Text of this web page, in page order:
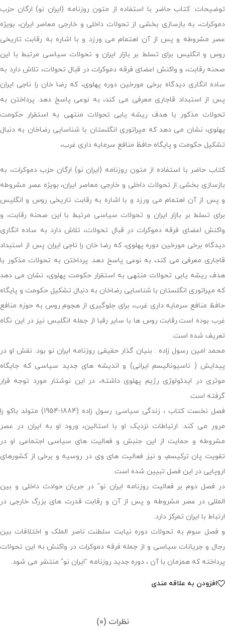
توضیحات: کتاب حاضر با استفاده از متون روزنامه (ایران نو) ارگان حزب
دموکرات، به بازسازی بخشی از تحولات داخلی و خارجی معاصر ایران، بویژه
عصر مشروطه و پس از آن اهتمام می ورزد و با اشاره به رقابت تاریخی
روس و انگلیس برای تسلط بر بازار ایران و تحولات سیاسی مرتبط با این
صحنه رقابت، و واکنش اعضای فرقه دموکرات در قبال تحولات، تلاش دارد به
ساده انگاری دیدگاه برخی مورخین دوره پهلوی، که رضا خان را ناجی ایران
پس از استبداد قاجاری معرفی می کند، به نوعی پاسخ دهد. پرداختن به
تحولات مذکور با هدف ریشه یابی تحولات منتهی به استقرار حکومت
پهلوی، نشان می دهد که مپراتوری انگلستان با شناسایی رضاخان به دنبال
تشکیل حکومت و پایگاه حافظ منافع سرمایه داری غرب،
کتاب حاضر با استفاده از متون روزنامه (ایران نو) ارگان حزب دموکرات، به
بازسازی بخشی از تحولات داخلی و خارجی معاصر ایران، بویژه عصر مشروطه
و پس از آن اهتمام می ورزد و با اشاره به رقابت تاریخی روس و انگلیس
برای تسلط بر بازار ایران و تحولات سیاسی مرتبط با این صحنه رقابت، و
واکنش اعضای فرقه دموکرات در قبال تحولات، تلاش دارد به ساده انگاری
دیدگاه برخی مورخین دوره پهلوی، که رضا خان را ناجی ایران پس از استبداد
قاجاری معرفی می کند، به نوعی پاسخ دهد. پرداختن به تحولات مذکور با
هدف ریشه یابی تحولات منتهی به استقرار حکومت پهلوی، نشان می دهد
که مپراتوری انگلستان با شناسایی رضاخان به دنبال تشکیل حکومت و پایگاه
حافظ منافع سرمایه داری غرب، برای جلوگیری از هجوم روس به حوزه منافع
غرب بوده است.رقابت روس ها با سایر رقبا از جمله انگلیس نیز در این نگاه
تعریف شده است.
محمد امین رسول زاده : بنیان گذار حقیقی روزنامه ایران نو بود. نقش او در
پیدایش ( ناسیونالیسم ایرانی) و اندیشه های جدید سیاسی که جایگاه
موثری در ایدئولوژی رژیم پهلوی داشته، در این نوشتار مورد توجه قرار
گرفته است.
فصل نخست کتاب ، زندگی سیاسی رسول زاده (1884-1954) متولد باکو را
مرور می کند. ارتباطات نزدیک او با استالین، ورود او به ایران در عصر
مشروطه و حمایت از این جنبش و فعالیت های سیاسی اجتماعی او در
تقویت پان ترکیسم، و نیز فعالیت های وی در روسیه و برخی از کشورهای
اروپایی در این فصل تبیین شده است.
در فصل دوم بر فعالیت روزنامه ایران نو” در جریان حوادث داخلی و بین
المللی در عصر مشروطه و پس از آن و رقابت قدرت های بزرگ خارجی در
ارتباط با ایران تمرکز دارد.
و فصل سوم به تحولات دوره نیابت سلطنت ناصر الملک و اختلافات بین
رجال و جریانات سیاسی و از جمله فرقه دموکرات در واکنش به این تحولات
پرداخته که همزمان با آن ، دوره جدید روزنامه “ایران نو” منتشر می شود.
افزودن به علاقه مندی
نظرات (0)